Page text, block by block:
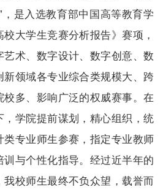
，是入选教育部中国高等教育学
大学生竞赛分析报告》赛项，
术、数字设计、数字创意、数
领域各专业综合类规模大、跨
多、影响广泛的权威赛事。在
，学院提前谋划，精心组织，统
类专业师生参赛，指定专业教师
训与个性化指导。经过近半年的
我校师生最终不负众望，载誉而